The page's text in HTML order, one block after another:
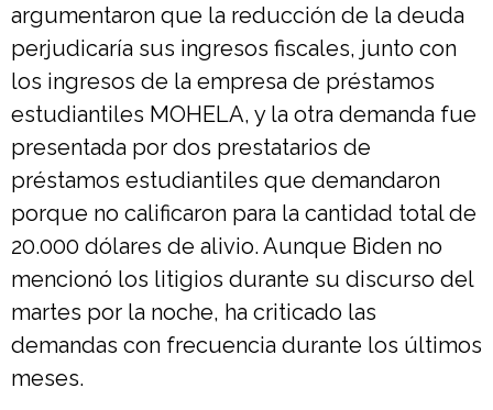
argumentaron que la reducción de la deuda
perjudicaría sus ingresos fiscales, junto con
los ingresos de la empresa de préstamos
estudiantiles MOHELA, y la otra demanda fue
presentada por dos prestatarios de
préstamos estudiantiles que demandaron
porque no calificaron para la cantidad total de
20.000 dólares de alivio. Aunque Biden no
mencionó los litigios durante su discurso del
martes por la noche, ha criticado las
demandas con frecuencia durante los últimos
meses.